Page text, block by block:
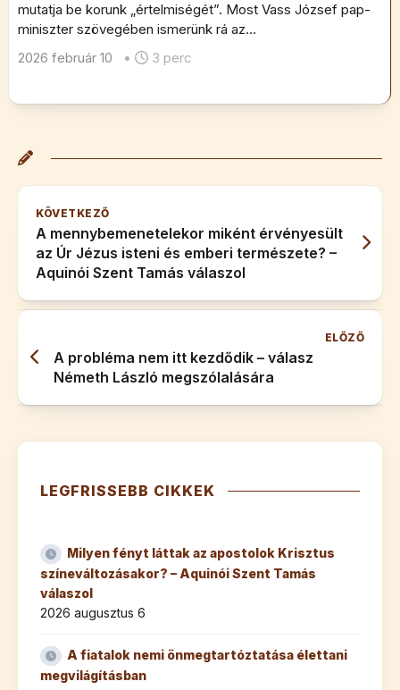
mutatja be korunk „értelmiségét”. Most Vass József pap-
miniszter szövegében ismerünk rá az...
2026 február 10
• 3 perc
KÖVETKEZŐ
A mennybemenetelekor miként érvényesült
az Úr Jézus isteni és emberi természete? –
Aquinói Szent Tamás válaszol
ELŐZŐ
A probléma nem itt kezdődik – válasz
Németh László megszólalására
LEGFRISSEBB CIKKEK
Milyen fényt láttak az apostolok Krisztus
színeváltozásakor? – Aquinói Szent Tamás
válaszol
2026 augusztus 6
A fiatalok nemi önmegtartóztatása élettani
megvilágításban